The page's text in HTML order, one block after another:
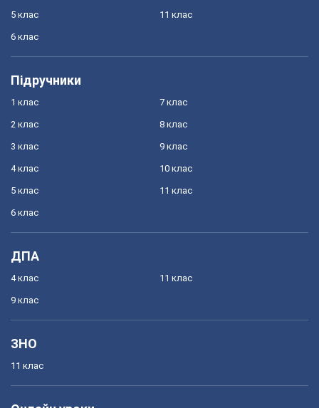
5 клас
6 клас
11 клас
Підручники
1 клас
2 клас
3 клас
4 клас
5 клас
6 клас
7 клас
8 клас
9 клас
10 клас
11 клас
ДПА
4 клас
9 клас
11 клас
ЗНО
11 клас